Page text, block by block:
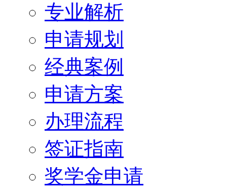
专业解析
申请规划
经典案例
申请方案
办理流程
签证指南
奖学金申请